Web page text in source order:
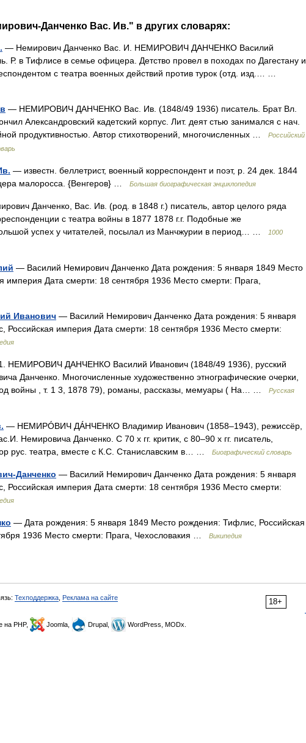
Данченко Вас. Ив." в других словарях:
— Немирович Данченко Вас. И. НЕМИРОВИЧ ДАНЧЕНКО Василий
Р. в Тифлисе в семье офицера. Детство провел в походах по Дагестану и
с театра военных действий против турок (отд. изд.… …
— НЕМИРОВИЧ ДАНЧЕНКО Вас. Ив. (1848/49 1936) писатель. Брат Вл.
Александровский кадетский корпус. Лит. деят стью занимался с нач.
продуктивностью. Автор стихотворений, многочисленных …
Российский
— известн. беллетрист, военный корреспондент и поэт, р. 24 дек. 1844
малоросса. {Венгеров} …
Большая биографическая энциклопедия
Данченко, Вас. Ив. (род. в 1848 г.) писатель, автор целого ряда
с театра войны в 1877 1878 г.г. Подобные же
успех у читателей, посылал из Манчжурии в период… …
1000
— Василий Немирович Данченко Дата рождения: 5 января 1849 Место
империя Дата смерти: 18 сентября 1936 Место смерти: Прага,
Иванович — Василий Немирович Данченко Дата рождения: 5 января
Российская империя Дата смерти: 18 сентября 1936 Место смерти:
НЕМИРОВИЧ ДАНЧЕНКО Василий Иванович (1848/49 1936), русский
Данченко. Многочисленные художественно этнографические очерки,
войны , т. 1 3, 1878 79), романы, рассказы, мемуары ( На… …
Русская
— НЕМИРÓВИЧ ДÁНЧЕНКО Владимир Иванович (1858–1943), режиссёр,
Немировича Данченко. С 70 х гг. критик, с 80–90 х гг. писатель,
рус. театра, вместе с К.С. Станиславским в… …
Биографический словарь
Данченко — Василий Немирович Данченко Дата рождения: 5 января
Российская империя Дата смерти: 18 сентября 1936 Место смерти:
— Дата рождения: 5 января 1849 Место рождения: Тифлис, Российская
1936 Место смерти: Прага, Чехословакия …
Википедия
18+
Техподдержка Реклама на сайте
на PHP, Joomla, Drupal, WordPress, MODx.